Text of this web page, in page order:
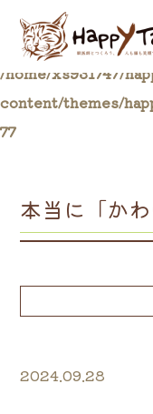
ホーム
Warning: Trying to
/home/xs931747/
content/themes/
77
本当に「か
2024.09.28